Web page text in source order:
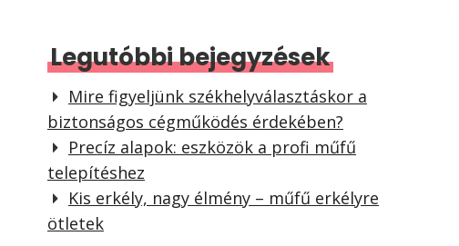
Legutóbbi bejegyzések
Mire figyeljünk székhelyválasztáskor a
biztonságos cégműködés érdekében?
Precíz alapok: eszközök a profi műfű
telepítéshez
Kis erkély, nagy élmény – műfű erkélyre
ötletek